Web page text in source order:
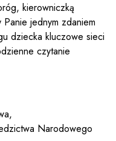
kierowniczką
jednym zdaniem
dziecka kluczowe sieci
czytanie
Narodowego